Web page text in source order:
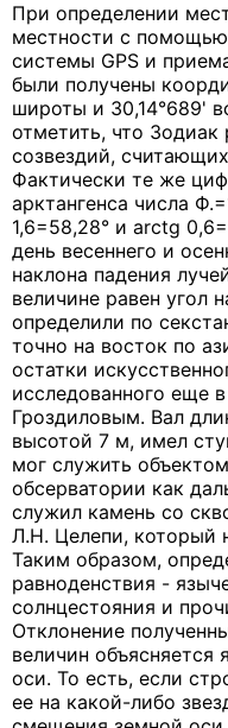
При определении
местности с помощью
системы GPS и
были получены
широты и 30,14°689'
отметить, что Зодиак
созвездий,
Фактически те же
арктангенса числа
1,6=58,28° и arctg
день весеннего и
наклона падения
величине равен угол
определили по
точно на восток по
остатки
исследованного еще
Гроздиловым. Вал
высотой 7 м, имел
мог служить
обсерватории как
служил камень со
Л.Н. Целепи, который
Таким образом,
равноденствия -
солнцестояния и
Отклонение
величин объясняется
оси. То есть, если
ее на какой-либо